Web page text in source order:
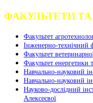
ФАКУЛЬТЕТИ
Факультет
Інженерно-технічний
Факультет
Факультет енергетики
Навчально-науковий
Навчально-науковий
Науково-дослідний
Алексеєвої